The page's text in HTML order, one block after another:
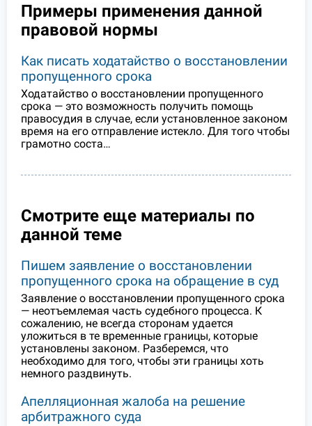
Примеры применения данной
правовой нормы
Как писать ходатайство о восстановлении
пропущенного срока
Ходатайство о восстановлении пропущенного
срока — это возможность получить помощь
правосудия в случае, если установленное законом
время на его отправление истекло. Для того чтобы
грамотно соста…
Смотрите еще материалы по
данной теме
Пишем заявление о восстановлении
пропущенного срока на обращение в суд
Заявление о восстановлении пропущенного срока
— неотъемлемая часть судебного процесса. К
сожалению, не всегда сторонам удается
уложиться в те временные границы, которые
установлены законом. Разберемся, что
необходимо для того, чтобы эти границы хоть
немного раздвинуть.
Апелляционная жалоба на решение
арбитражного суда